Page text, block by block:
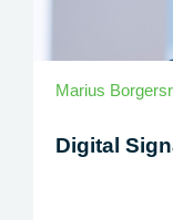
Marius
Digital